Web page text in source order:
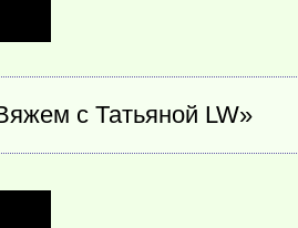
с Татьяной LW»